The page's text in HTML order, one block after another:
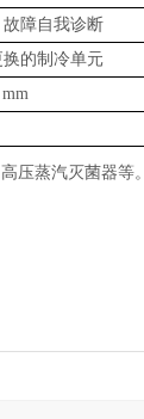
障自我诊断
的制冷单元
压蒸汽灭菌器等。